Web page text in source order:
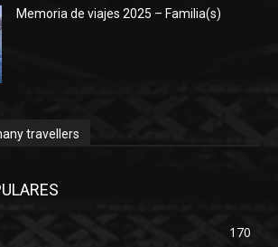
Memoria de viajes 2025 – Familia(s)
travellers
170